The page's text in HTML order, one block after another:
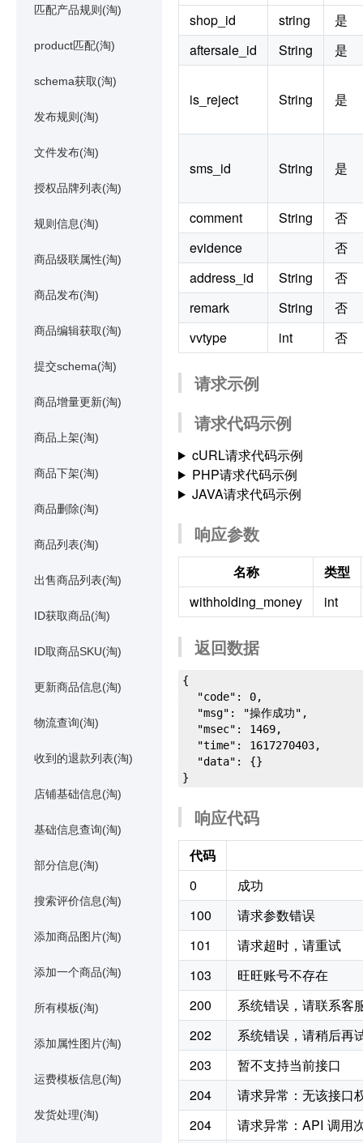
匹配产品规则(淘)
product匹配(淘)
schema获取(淘)
发布规则(淘)
文件发布(淘)
授权品牌列表(淘)
规则信息(淘)
商品级联属性(淘)
商品发布(淘)
商品编辑获取(淘)
提交schema(淘)
商品增量更新(淘)
商品上架(淘)
商品下架(淘)
商品删除(淘)
商品列表(淘)
出售商品列表(淘)
ID获取商品(淘)
ID取商品SKU(淘)
更新商品信息(淘)
物流查询(淘)
收到的退款列表(淘)
店铺基础信息(淘)
基础信息查询(淘)
部分信息(淘)
搜索评价信息(淘)
添加商品图片(淘)
添加一个商品(淘)
所有模板(淘)
添加属性图片(淘)
运费模板信息(淘)
发货处理(淘)
shop_id
string
是
aftersale_id
String 是
is_reject String 是
sms_id String 是
comment String
否
evidence
否
address_id
String
否
remark
String
否
vvtype
int 否
请求示例
请求代码示例
cURL请求代码示例
PHP请求代码示例
JAVA请求代码示例
响应参数
名称
类型
withholding_money
int
返回数据
{
响应代码
代码
0
成功
100
请求参数错误
101
请求超时，请重试
103
旺旺账号不存在
200
系统错误，请联系客
202
系统错误，请稍后再
203
暂不支持当前接口
204
请求异常：无该接口
204
请求异常：API 调用